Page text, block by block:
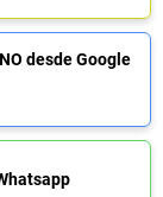
desde Google